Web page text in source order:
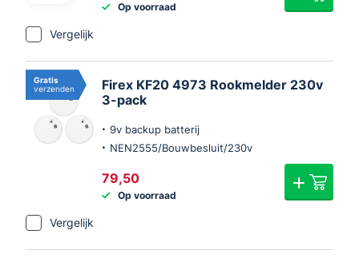
Op voorraad
Vergelijk
Gratis
verzenden
Firex KF20 4973 Rookmelder 230v
3-pack
9v backup batterij
NEN2555/Bouwbesluit/230v
79,50
Op voorraad
Vergelijk